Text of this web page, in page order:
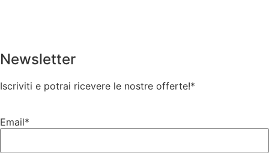
Newsletter
Iscriviti e potrai ricevere le nostre offerte!*
Email*